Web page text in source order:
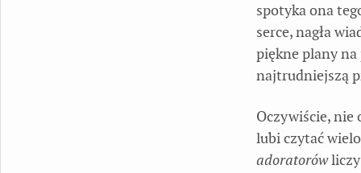
spotyka ona
serce, nagła
piękne plany na
najtrudniejszą
Oczywiście, nie
lubi czytać
adoratorówliczy